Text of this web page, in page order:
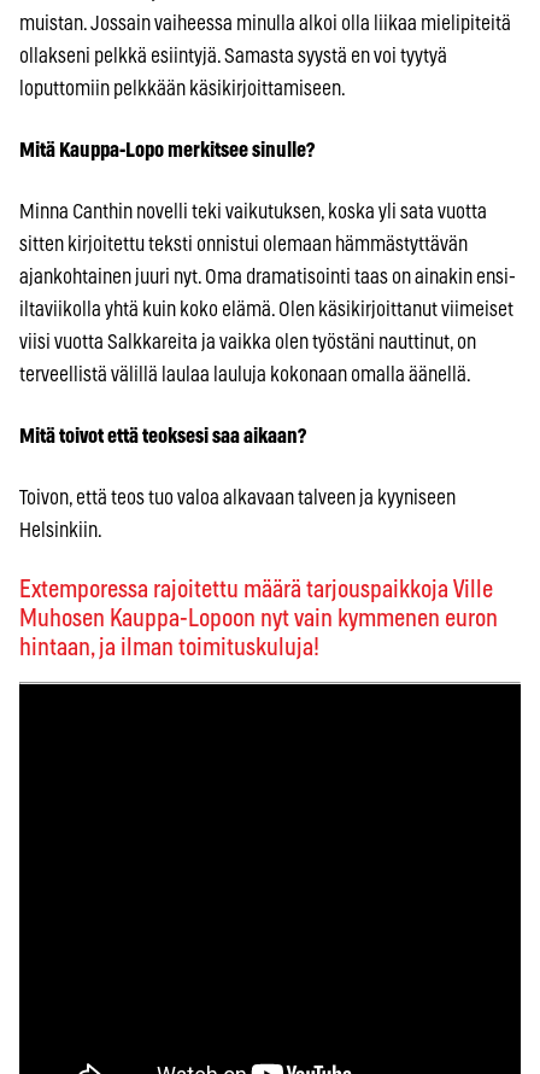
muistan. Jossain vaiheessa minulla alkoi olla liikaa mielipiteitä
ollakseni pelkkä esiintyjä. Samasta syystä en voi tyytyä
loputtomiin pelkkään käsikirjoittamiseen.
Mitä Kauppa-Lopo merkitsee sinulle?
Minna Canthin novelli teki vaikutuksen, koska yli sata vuotta
sitten kirjoitettu teksti onnistui olemaan hämmästyttävän
ajankohtainen juuri nyt. Oma dramatisointi taas on ainakin ensi-
iltaviikolla yhtä kuin koko elämä. Olen käsikirjoittanut viimeiset
viisi vuotta Salkkareita ja vaikka olen työstäni nauttinut, on
terveellistä välillä laulaa lauluja kokonaan omalla äänellä.
Mitä toivot että teoksesi saa aikaan?
Toivon, että teos tuo valoa alkavaan talveen ja kyyniseen
Helsinkiin.
Extemporessa rajoitettu määrä tarjouspaikkoja Ville
Muhosen Kauppa-Lopoon nyt vain kymmenen euron
hintaan, ja ilman toimituskuluja!